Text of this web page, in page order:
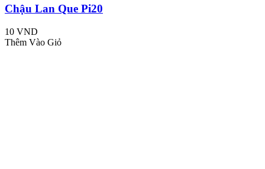
Chậu Lan Que Pi20
10 VND
Thêm Vào Giỏ